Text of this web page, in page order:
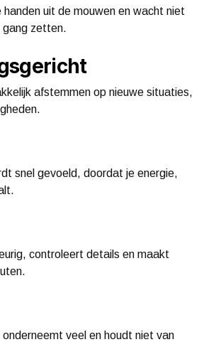
uit de mouwen en wacht niet
gang zetten.
afstemmen op nieuwe situaties,
snel gevoeld, doordat je energie,
controleert details en maakt
veel en houdt niet van